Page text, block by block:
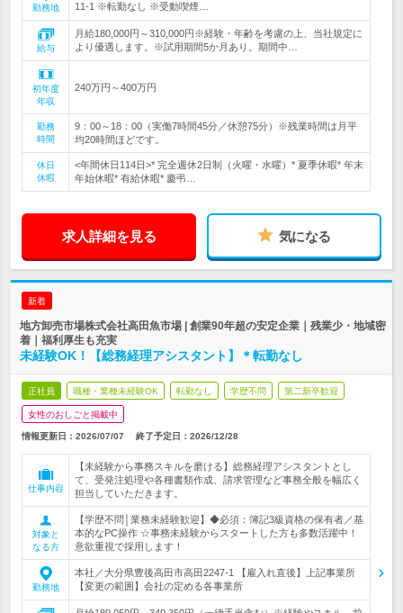
勤務地
11-1 ※転勤なし ※受動喫煙…
給与
月給180,000円～310,000円※経験・年齢を考慮の上、当社規定に
より優遇します。※試用期間5か月あり。期間中…
初年度
年収
240万円～400万円
勤務
時間
9：00～18：00（実働7時間45分／休憩75分）※残業時間は月平
均20時間ほどです。
休日
休暇
<年間休日114日>* 完全週休2日制（火曜・水曜）* 夏季休暇* 年末
年始休暇* 有給休暇* 慶弔…
求人詳細を見る 気になる
新着
地方卸売市場株式会社高田魚市場 | 創業90年超の安定企業｜残業少・地域密
着｜福利厚生も充実
未経験OK！【総務経理アシスタント】＊転勤なし
正社員 職種・業種未経験OK 転勤なし 学歴不問 第二新卒歓迎
女性のおしごと掲載中
情報更新日：2026/07/07 終了予定日： 2026/12/28
仕事内容
【未経験から事務スキルを磨ける】総務経理アシスタントとし
て、受発注処理や各種書類作成、請求管理など事務全般を幅広く
担当していただきます。
対象と
なる方
【学歴不問│業務未経験歓迎】◆必須：簿記3級資格の保有者／基
本的なPC操作 ☆事務未経験からスタートした方も多数活躍中！
意欲重視で採用します！
勤務地
本社／大分県豊後高田市高田2247-1 【雇入れ直後】上記事業所
【変更の範囲】会社の定める各事業所